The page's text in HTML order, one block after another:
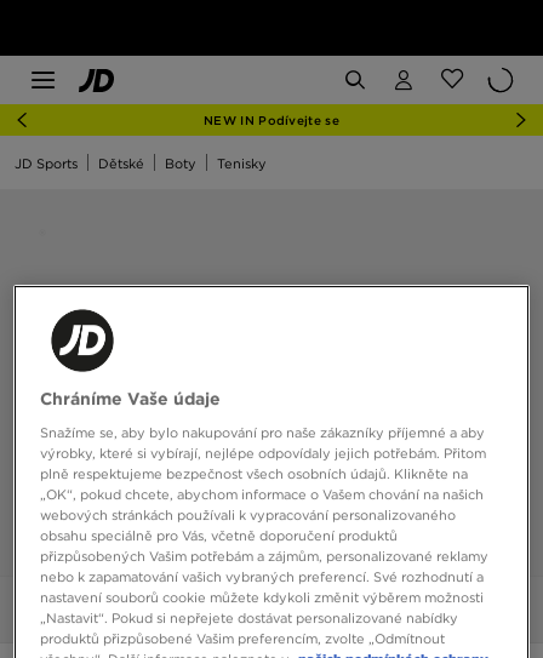
NEW IN Podívejte se
JD Sports Dětské Boty Tenisky
Obrázky 360°
Chráníme Vaše údaje
Snažíme se, aby bylo nakupování pro naše zákazníky příjemné a aby
výrobky, které si vybírají, nejlépe odpovídaly jejich potřebám. Přitom
plně respektujeme bezpečnost všech osobních údajů. Klikněte na
„OK“, pokud chcete, abychom informace o Vašem chování na našich
webových stránkách používali k vypracování personalizovaného
obsahu speciálně pro Vás, včetně doporučení produktů
přizpůsobených Vašim potřebám a zájmům, personalizované reklamy
nebo k zapamatování vašich vybraných preferencí. Své rozhodnutí a
nastavení souborů cookie můžete kdykoli změnit výběrem možnosti
„Nastavit“. Pokud si nepřejete dostávat personalizované nabídky
produktů přizpůsobené Vašim preferencím, zvolte „Odmítnout